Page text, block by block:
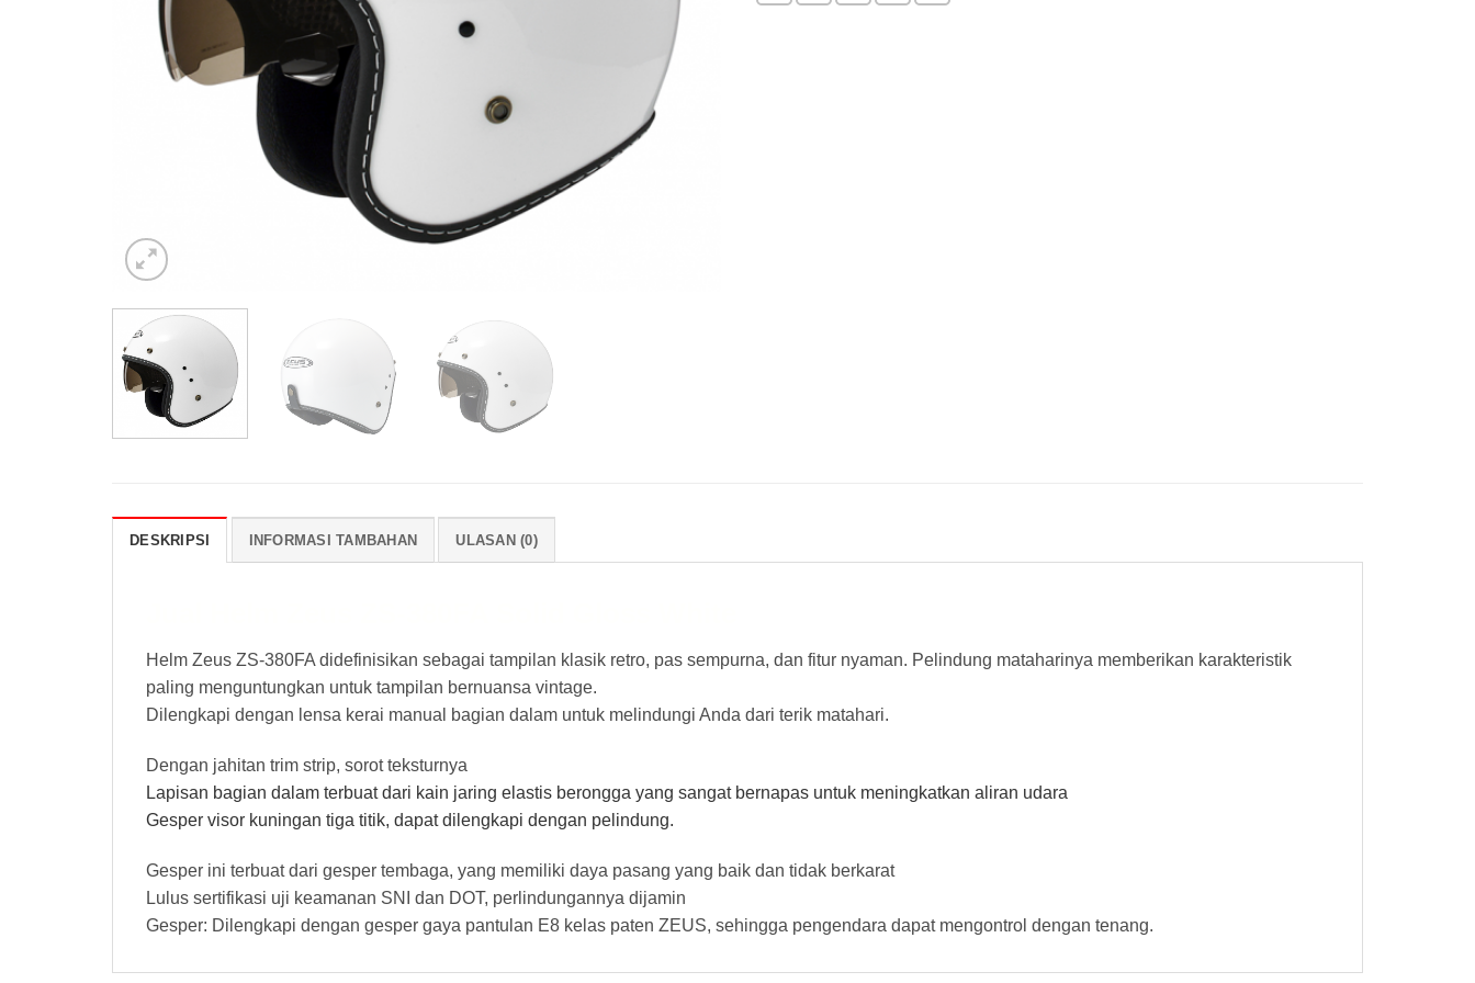
DESKRIPSI INFORMASI TAMBAHAN ULASAN (0)
Helm Zeus ZS-380FA didefinisikan sebagai tampilan klasik retro, pas sempurna, dan fitur nyaman. Pelindung mataharinya memberikan karakteristik
paling menguntungkan untuk tampilan bernuansa vintage.
Dilengkapi dengan lensa kerai manual bagian dalam untuk melindungi Anda dari terik matahari.
Dengan jahitan trim strip, sorot teksturnya
Lapisan bagian dalam terbuat dari kain jaring elastis berongga yang sangat bernapas untuk meningkatkan aliran udara
Gesper visor kuningan tiga titik, dapat dilengkapi dengan pelindung.
Gesper ini terbuat dari gesper tembaga, yang memiliki daya pasang yang baik dan tidak berkarat
Lulus sertifikasi uji keamanan SNI dan DOT, perlindungannya dijamin
Gesper: Dilengkapi dengan gesper gaya pantulan E8 kelas paten ZEUS, sehingga pengendara dapat mengontrol dengan tenang.